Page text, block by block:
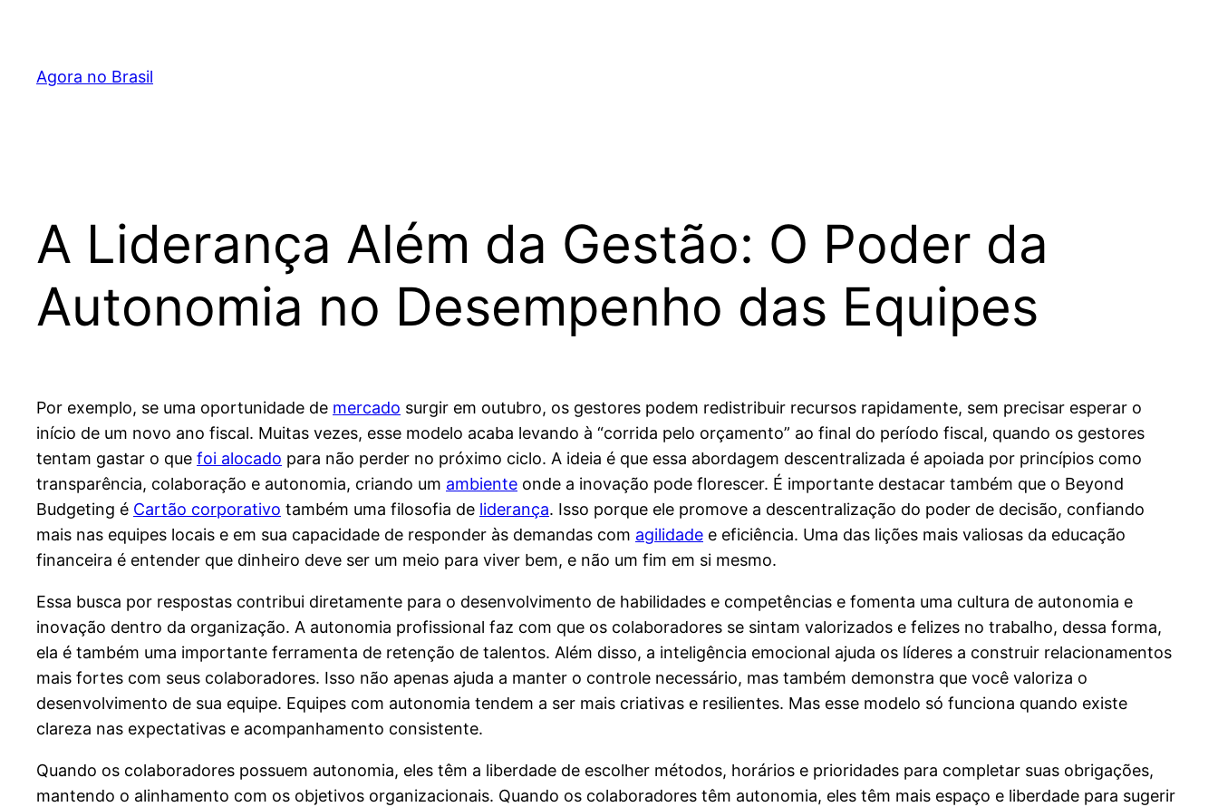
Agora no Brasil
A Liderança Além da Gestão: O Poder da
Autonomia no Desempenho das Equipes
Por exemplo, se uma oportunidade de mercado surgir em outubro, os gestores podem redistribuir recursos rapidamente, sem precisar esperar o
início de um novo ano fiscal. Muitas vezes, esse modelo acaba levando à “corrida pelo orçamento” ao final do período fiscal, quando os gestores
tentam gastar o que foi alocado para não perder no próximo ciclo. A ideia é que essa abordagem descentralizada é apoiada por princípios como
transparência, colaboração e autonomia, criando um ambiente onde a inovação pode florescer. É importante destacar também que o Beyond
Budgeting é Cartão corporativo também uma filosofia de liderança. Isso porque ele promove a descentralização do poder de decisão, confiando
mais nas equipes locais e em sua capacidade de responder às demandas com agilidade e eficiência. Uma das lições mais valiosas da educação
financeira é entender que dinheiro deve ser um meio para viver bem, e não um fim em si mesmo.
Essa busca por respostas contribui diretamente para o desenvolvimento de habilidades e competências e fomenta uma cultura de autonomia e
inovação dentro da organização. A autonomia profissional faz com que os colaboradores se sintam valorizados e felizes no trabalho, dessa forma,
ela é também uma importante ferramenta de retenção de talentos. Além disso, a inteligência emocional ajuda os líderes a construir relacionamentos
mais fortes com seus colaboradores. Isso não apenas ajuda a manter o controle necessário, mas também demonstra que você valoriza o
desenvolvimento de sua equipe. Equipes com autonomia tendem a ser mais criativas e resilientes. Mas esse modelo só funciona quando existe
clareza nas expectativas e acompanhamento consistente.
Quando os colaboradores possuem autonomia, eles têm a liberdade de escolher métodos, horários e prioridades para completar suas obrigações,
mantendo o alinhamento com os objetivos organizacionais. Quando os colaboradores têm autonomia, eles têm mais espaço e liberdade para sugerir